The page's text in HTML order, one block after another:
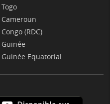
Togo
Cameroun
Congo (RDC)
Guinée
Guinée Equatorial